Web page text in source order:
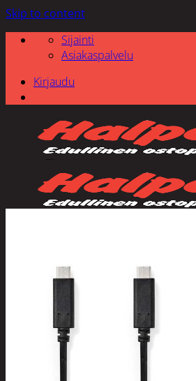
Skip to content
Sijainti
Asiakaspalvelu
Kirjaudu
Tuotevalikoima